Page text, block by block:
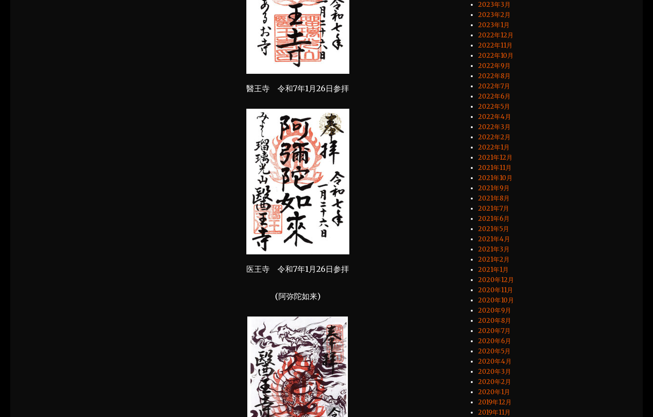
醫王寺 令和7年1月26日参拝
医王寺 令和7年1月26日参拝
(阿弥陀如来)
2023年3月
2023年2月
2023年1月
2022年12月
2022年11月
2022年10月
2022年9月
2022年8月
2022年7月
2022年6月
2022年5月
2022年4月
2022年3月
2022年2月
2022年1月
2021年12月
2021年11月
2021年10月
2021年9月
2021年8月
2021年7月
2021年6月
2021年5月
2021年4月
2021年3月
2021年2月
2021年1月
2020年12月
2020年11月
2020年10月
2020年9月
2020年8月
2020年7月
2020年6月
2020年5月
2020年4月
2020年3月
2020年2月
2020年1月
2019年12月
2019年11月